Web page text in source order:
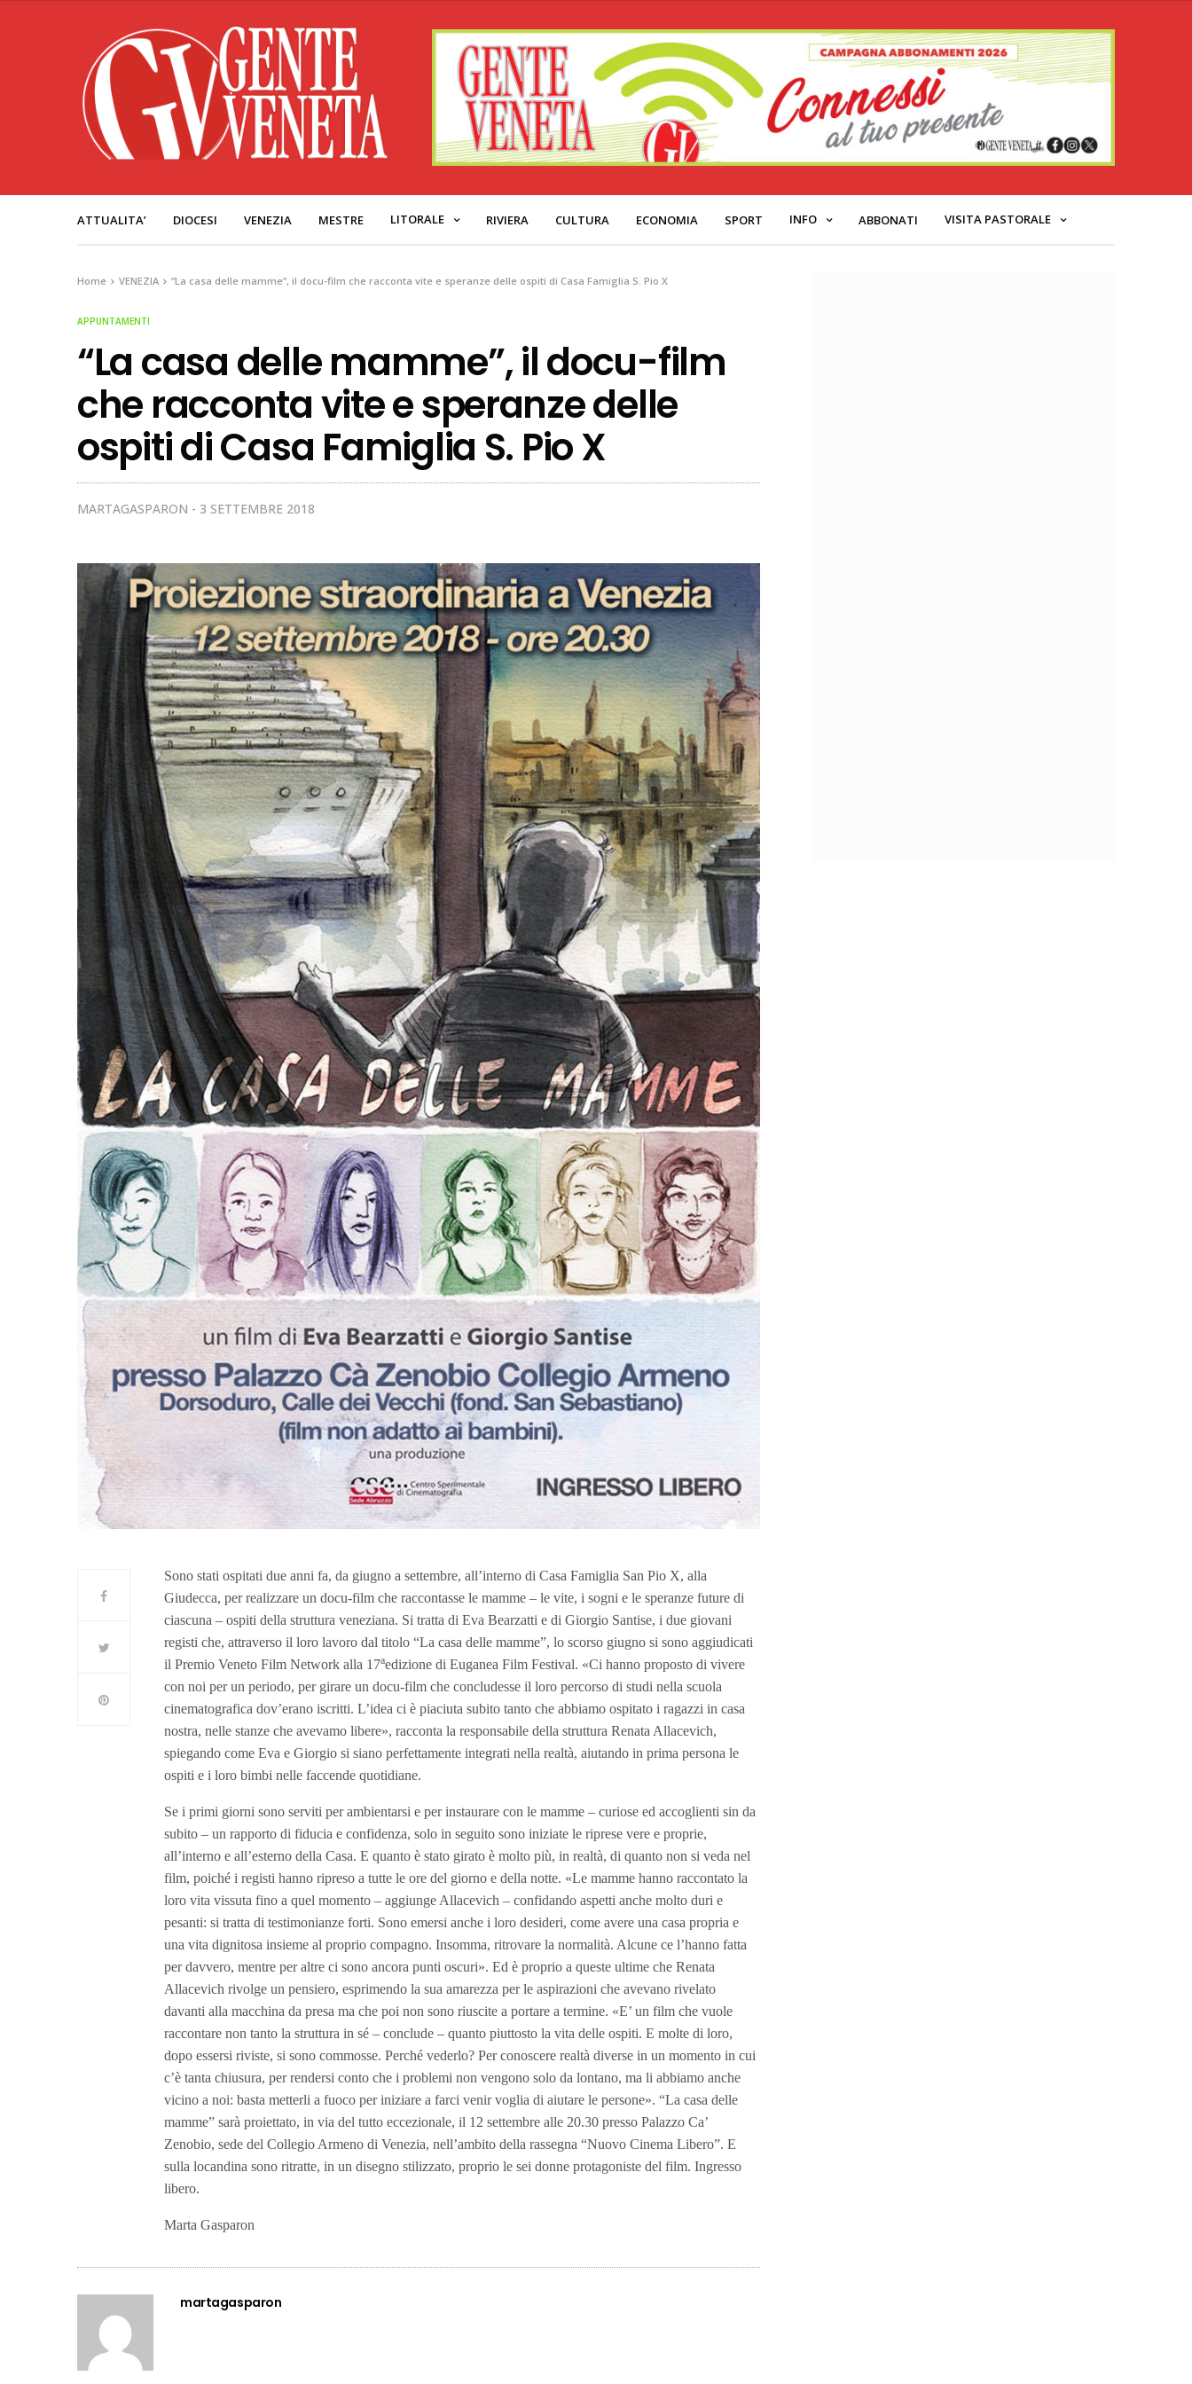
ATTUALITA’ DIOCESI VENEZIA MESTRE LITORALE RIVIERA CULTURA ECONOMIA SPORT INFO ABBONATI VISITA PASTORALE
Home VENEZIA “La casa delle mamme”, il docu-film che racconta vite e speranze delle ospiti di Casa Famiglia S. Pio X
APPUNTAMENTI
“La casa delle mamme”, il docu-film
che racconta vite e speranze delle
ospiti di Casa Famiglia S. Pio X
MARTAGASPARON 3 SETTEMBRE 2018
Sono stati ospitati due anni fa, da giugno a settembre, all’interno di Casa Famiglia San Pio X, alla
Giudecca, per realizzare un docu-film che raccontasse le mamme – le vite, i sogni e le speranze future di
ciascuna – ospiti della struttura veneziana. Si tratta di Eva Bearzatti e di Giorgio Santise, i due giovani
registi che, attraverso il loro lavoro dal titolo “La casa delle mamme”, lo scorso giugno si sono aggiudicati
il Premio Veneto Film Network alla 17aedizione di Euganea Film Festival. «Ci hanno proposto di vivere
con noi per un periodo, per girare un docu-film che concludesse il loro percorso di studi nella scuola
cinematografica dov’erano iscritti. L’idea ci è piaciuta subito tanto che abbiamo ospitato i ragazzi in casa
nostra, nelle stanze che avevamo libere», racconta la responsabile della struttura Renata Allacevich,
spiegando come Eva e Giorgio si siano perfettamente integrati nella realtà, aiutando in prima persona le
ospiti e i loro bimbi nelle faccende quotidiane.
Se i primi giorni sono serviti per ambientarsi e per instaurare con le mamme – curiose ed accoglienti sin da
subito – un rapporto di fiducia e confidenza, solo in seguito sono iniziate le riprese vere e proprie,
all’interno e all’esterno della Casa. E quanto è stato girato è molto più, in realtà, di quanto non si veda nel
film, poiché i registi hanno ripreso a tutte le ore del giorno e della notte. «Le mamme hanno raccontato la
loro vita vissuta fino a quel momento – aggiunge Allacevich – confidando aspetti anche molto duri e
pesanti: si tratta di testimonianze forti. Sono emersi anche i loro desideri, come avere una casa propria e
una vita dignitosa insieme al proprio compagno. Insomma, ritrovare la normalità. Alcune ce l’hanno fatta
per davvero, mentre per altre ci sono ancora punti oscuri». Ed è proprio a queste ultime che Renata
Allacevich rivolge un pensiero, esprimendo la sua amarezza per le aspirazioni che avevano rivelato
davanti alla macchina da presa ma che poi non sono riuscite a portare a termine. «E’ un film che vuole
raccontare non tanto la struttura in sé – conclude – quanto piuttosto la vita delle ospiti. E molte di loro,
dopo essersi riviste, si sono commosse. Perché vederlo? Per conoscere realtà diverse in un momento in cui
c’è tanta chiusura, per rendersi conto che i problemi non vengono solo da lontano, ma li abbiamo anche
vicino a noi: basta metterli a fuoco per iniziare a farci venir voglia di aiutare le persone». “La casa delle
mamme” sarà proiettato, in via del tutto eccezionale, il 12 settembre alle 20.30 presso Palazzo Ca’
Zenobio, sede del Collegio Armeno di Venezia, nell’ambito della rassegna “Nuovo Cinema Libero”. E
sulla locandina sono ritratte, in un disegno stilizzato, proprio le sei donne protagoniste del film. Ingresso
libero.
Marta Gasparon
martagasparon